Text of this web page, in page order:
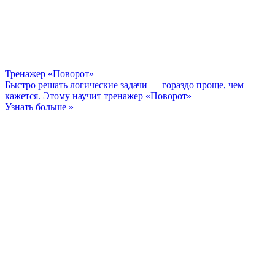
Тренажер «Поворот»
Быстро решать логические задачи — гораздо проще, чем
кажется. Этому научит тренажер «Поворот»
Узнать больше »